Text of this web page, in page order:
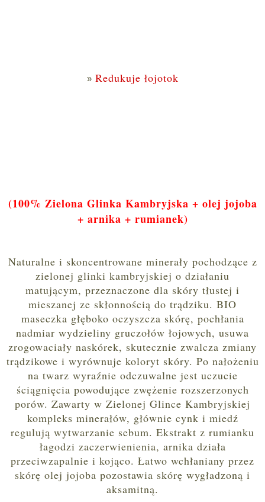
Redukuje łojotok
(100% Zielona Glinka Kambryjska + olej jojoba
+ arnika + rumianek)
Naturalne i skoncentrowane minerały pochodzące z
zielonej glinki kambryjskiej o działaniu
matującym, przeznaczone dla skóry tłustej i
mieszanej ze skłonnością do trądziku. BIO
maseczka głęboko oczyszcza skórę, pochłania
nadmiar wydzieliny gruczołów łojowych, usuwa
zrogowaciały naskórek, skutecznie zwalcza zmiany
trądzikowe i wyrównuje koloryt skóry. Po nałożeniu
na twarz wyraźnie odczuwalne jest uczucie
ściągnięcia powodujące zwężenie rozszerzonych
porów. Zawarty w Zielonej Glince Kambryjskiej
kompleks minerałów, głównie cynk i miedź
regulują wytwarzanie sebum. Ekstrakt z rumianku
łagodzi zaczerwienienia, arnika działa
przeciwzapalnie i kojąco. Łatwo wchłaniany przez
skórę olej jojoba pozostawia skórę wygładzoną i
aksamitną.